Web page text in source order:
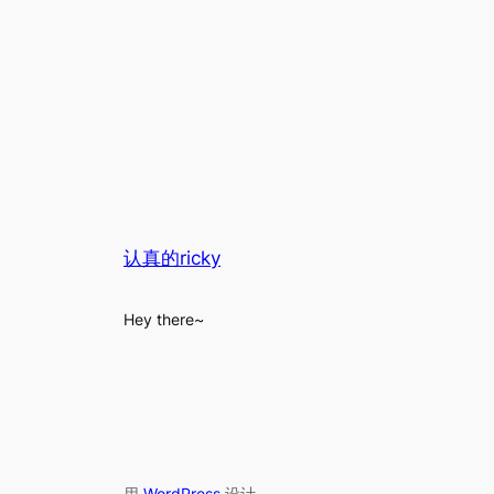
认真的ricky
Hey there~